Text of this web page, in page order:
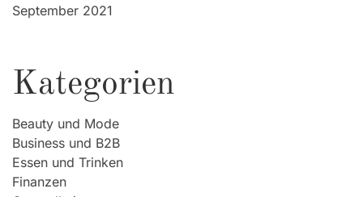
September 2021
Kategorien
Beauty und Mode
Business und B2B
Essen und Trinken
Finanzen